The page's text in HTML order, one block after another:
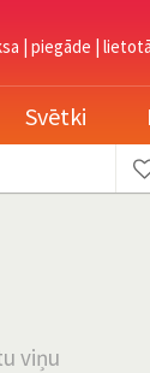
| piegāde |
Svētki
viņu